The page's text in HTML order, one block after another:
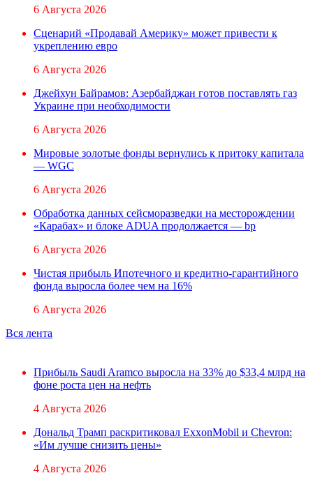
6 Августа 2026
Сценарий «Продавай Америку» может привести к
укреплению евро
6 Августа 2026
Джейхун Байрамов: Азербайджан готов поставлять газ
Украине при необходимости
6 Августа 2026
Мировые золотые фонды вернулись к притоку капитала
— WGC
6 Августа 2026
Обработка данных сейсморазведки на месторождении
«Карабах» и блоке ADUA продолжается — bp
6 Августа 2026
Чистая прибыль Ипотечного и кредитно-гарантийного
фонда выросла более чем на 16%
6 Августа 2026
Вся лента
Прибыль Saudi Aramco выросла на 33% до $33,4 млрд на
фоне роста цен на нефть
4 Августа 2026
Дональд Трамп раскритиковал ExxonMobil и Chevron:
«Им лучше снизить цены»
4 Августа 2026